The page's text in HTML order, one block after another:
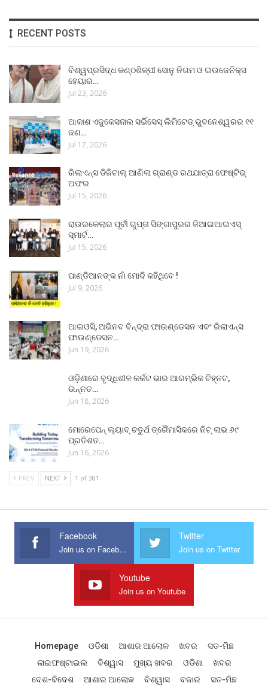
RECENT POSTS
ବିଶ୍ୱପ୍ରସିଦ୍ଧ କଣ୍ଠଶିଳ୍ପୀ ସୋନୁ ନିଗମ ଓ ଇଉଜେନିକ୍ସ
ହେୟାର…
Jul 23, 2026
ଆକାଶ ଏଜୁକେସନାଲ ସର୍ଭିସେସ୍ ଲିମିଟେଡ୍ ଭୁବନେଶ୍ୱରର ୧୧
ଜଣ…
Jul 17, 2026
ରିଲାଏନ୍ସ ଡିଜିଟାଲ୍ ଆଣିଲା ଗ୍ରାଣ୍ଡ ରଥଯାତ୍ରା ଫେଷ୍ଟିଭ୍
ଅଫର
Jul 15, 2026
ରାଉରକେଲାର ପୂର୍ବୀ ଗୁପ୍ତା ସିଙ୍ଗାପୁରର ଜିଆଇଆଇଏସ୍
ସ୍ମାର୍ଟ…
Jul 15, 2026
ପାଣ୍ଡିଆନଙ୍କ ନାଁ ମୋଦି କହିଥିବେ !
Jul 9, 2026
ଆଇଓସି, ଅଭିନବ ବିନ୍ଦ୍ରା ଫାଉଣ୍ଡେସନ ଏବଂ ରିଲାଏନ୍ସ
ଫାଉଣ୍ଡେସନ…
Jun 19, 2026
ଓଡ଼ିଶାରେ ବୃଦ୍ଧିଶୀଳ କର୍କଟ ଭାର ଆରମ୍ଭିକ ଚିହ୍ନଟ,
ଉନ୍ନତ…
Jun 18, 2026
ମୋରେପେନ୍ ଲ୍ୟାବ୍ ଚତୁର୍ଥ ତ୍ରୈମାସିକରେ ନିଟ୍ ଲାଭ ୬୯
ପ୍ରତିଶତ…
Jun 16, 2026
PREV NEXT 1 of 381
Facebook
Join us on Facebook
Twitter
Join us on Twitter
Youtube
Join us on Youtube
Homepage ଓଡିଶା ଆଶାର ଆଲୋକ ଖବର
ସତ-ମିଛ
ଲାଇଫଷ୍ଟାଇଲ
ବିଶ୍ୱାସ ମୁଖ୍ୟ ଖବର ଓଡିଶା
ଖବର
ଦେଶ-ବିଦେଶ
ଆଶାର ଆଲୋକ ବିଶ୍ୱାସ ବଜାର
ସତ-ମିଛ